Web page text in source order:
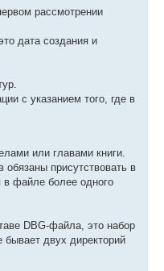
рассмотрении
дата создания и
с указанием того, где в
или главами книги.
обязаны присутствовать в
в файле более одного
DBG-файла, это набор
бывает двух директорий